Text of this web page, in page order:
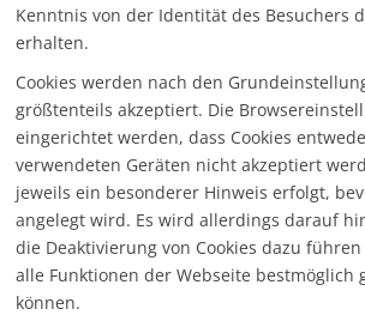
Kenntnis von der Identität des Besuchers
erhalten.
Cookies werden nach den
größtenteils akzeptiert. Die
eingerichtet werden, dass Cookies
verwendeten Geräten nicht akzeptiert
jeweils ein besonderer Hinweis erfolgt,
angelegt wird. Es wird allerdings darauf
die Deaktivierung von Cookies dazu
alle Funktionen der Webseite bestmöglich
können.